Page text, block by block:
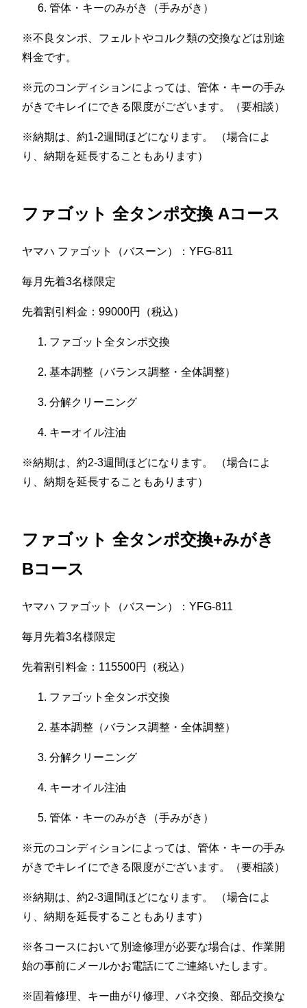
管体・キーのみがき（手みがき）
※不良タンポ、フェルトやコルク類の交換などは別途
料金です。
※元のコンディションによっては、管体・キーの手み
がきでキレイにできる限度がございます。（要相談）
※納期は、約1-2週間ほどになります。 （場合によ
り、納期を延長することもあります）
ファゴット 全タンポ交換 Aコース
ヤマハ ファゴット（バスーン）：YFG-811
毎月先着3名様限定
先着割引料金：99000円（税込）
ファゴット全タンポ交換
基本調整（バランス調整・全体調整）
分解クリーニング
キーオイル注油
※納期は、約2-3週間ほどになります。 （場合によ
り、納期を延長することもあります）
ファゴット 全タンポ交換+みがき
Bコース
ヤマハ ファゴット（バスーン）：YFG-811
毎月先着3名様限定
先着割引料金：115500円（税込）
ファゴット全タンポ交換
基本調整（バランス調整・全体調整）
分解クリーニング
キーオイル注油
管体・キーのみがき（手みがき）
※元のコンディションによっては、管体・キーの手み
がきでキレイにできる限度がございます。（要相談）
※納期は、約2-3週間ほどになります。 （場合によ
り、納期を延長することもあります）
※各コースにおいて別途修理が必要な場合は、作業開
始の事前にメールかお電話にてご連絡いたします。
※固着修理、キー曲がり修理、バネ交換、部品交換な